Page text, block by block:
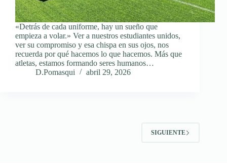
«Detrás de cada uniforme, hay un sueño que
empieza a volar.» Ver a nuestros estudiantes unidos,
ver su compromiso y esa chispa en sus ojos, nos
recuerda por qué hacemos lo que hacemos. Más que
atletas, estamos formando seres humanos…
D.Pomasqui
abril 29, 2026
SIGUIENTE